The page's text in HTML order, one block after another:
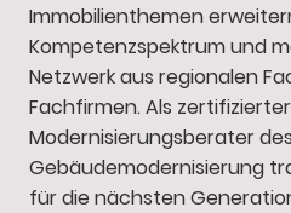
Immobilienthemen
Kompetenzspektrum und
Netzwerk aus regionalen
Fachfirmen. Als zertifizierter
Modernisierungsberater
Gebäudemodernisierung
für die nächsten